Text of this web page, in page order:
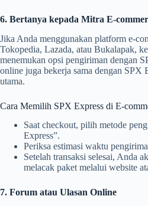
6. Bertanya kepada Mitra E-
Jika Anda menggunakan platform e-
Tokopedia, Lazada, atau Bukalapak,
menemukan opsi pengiriman dengan
online juga bekerja sama dengan SPX
utama.
Cara Memilih SPX Express di E-
Saat checkout, pilih metode
Express”.
Periksa estimasi waktu
Setelah transaksi selesai, Anda
melacak paket melalui website
7. Forum atau Ulasan Online